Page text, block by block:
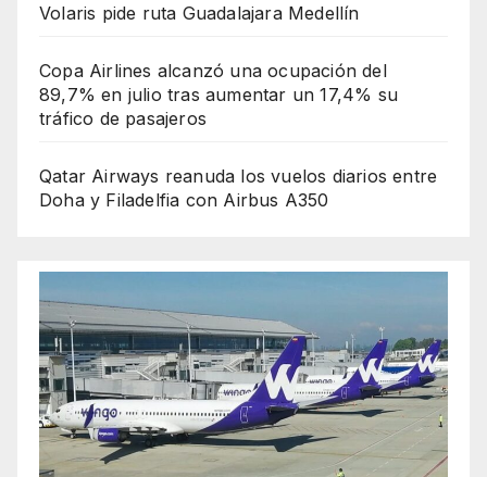
Volaris pide ruta Guadalajara Medellín
Copa Airlines alcanzó una ocupación del
89,7% en julio tras aumentar un 17,4% su
tráfico de pasajeros
Qatar Airways reanuda los vuelos diarios entre
Doha y Filadelfia con Airbus A350